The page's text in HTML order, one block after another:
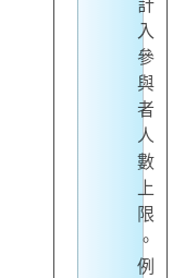
計
入
參
與
者
人
數
上
限
。
例